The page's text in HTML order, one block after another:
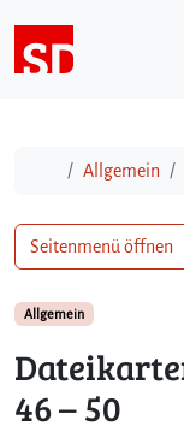
StartAllgemein
Allgemein
46 – 50
Seitenmenü öffnen